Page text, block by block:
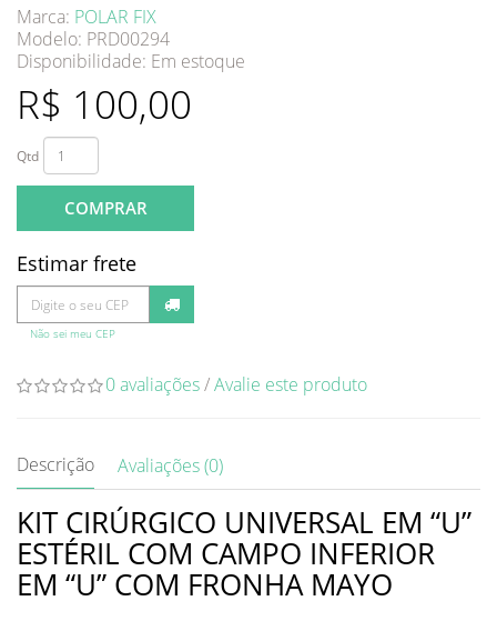
Marca: POLAR FIX
Modelo: PRD00294
Disponibilidade: Em estoque
R$ 100,00
Qtd
COMPRAR
Estimar frete
Não sei meu CEP
0 avaliações/Avalie este produto
Descrição Avaliações (0)
KIT CIRÚRGICO UNIVERSAL EM “U”
ESTÉRIL COM CAMPO INFERIOR
EM “U” COM FRONHA MAYO